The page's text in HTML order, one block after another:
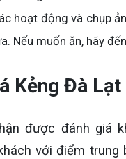
hoạt động và chụp
Nếu muốn ăn, hãy
Kẻng Đà Lạt
được đánh giá
với điểm trung